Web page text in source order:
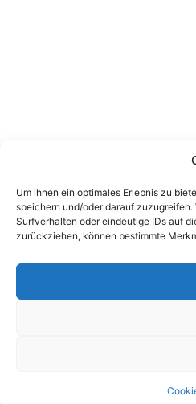
Um ihnen ein optimales Erlebnis zu
speichern und/oder darauf
Surfverhalten oder eindeutige IDs auf
zurückziehen, können bestimmte